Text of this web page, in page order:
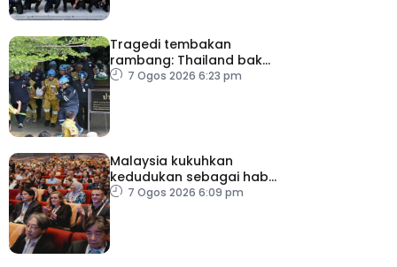
Tragedi tembakan
rambang: Thailand bakal
umum pelan tindakan
7 Ogos 2026 6:23 pm
Malaysia kukuhkan
kedudukan sebagai hab
acara perniagaan
7 Ogos 2026 6:09 pm